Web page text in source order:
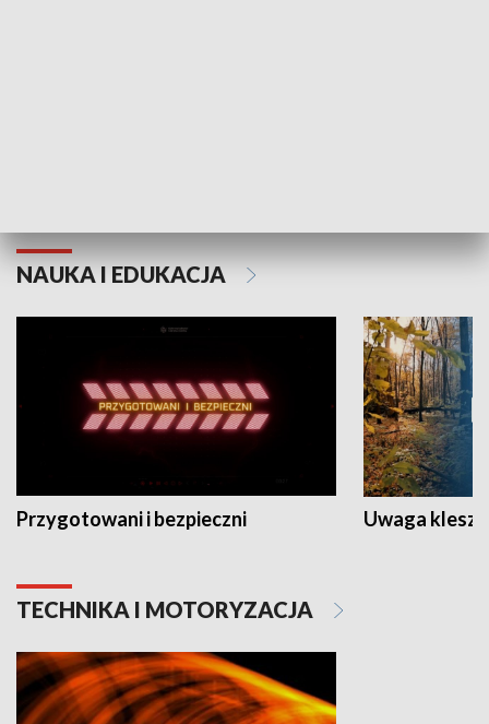
NAUKA I EDUKACJA
Przygotowani i bezpieczni Uwaga
TECHNIKA I MOTORYZACJA